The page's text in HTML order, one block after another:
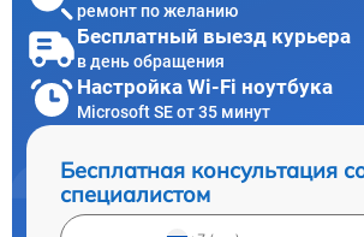
ремонт по желанию
Бесплатный выезд курьера
в день обращения
Настройка Wi-Fi ноутбука
Microsoft SE от 35 минут
Бесплатная консультация
специалистом